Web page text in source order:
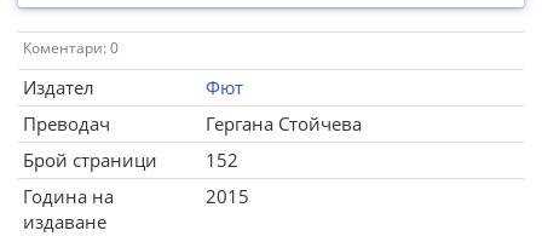
Коментари: 0
Издател
Фют
Преводач
Гергана Стойчева
Брой страници
152
Година на
издаване
2015